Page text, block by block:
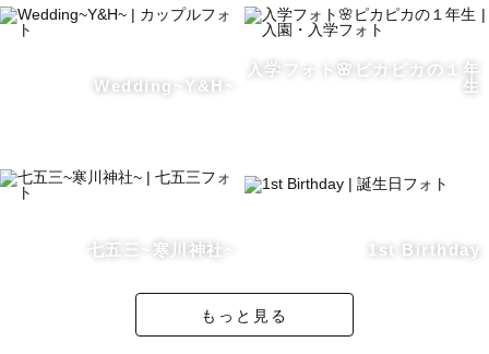
私自身も結婚記念日に撮影を行い、当時の気持ちが蘇る特
別な体験をしました。だからこそ、前撮り・後撮り・記念
の表情。その両方を大切に未来に残したい特別な瞬間を撮
👨‍👩‍👧 ファミリー撮影
Wedding~Y&H~
入学フォト🌸ピカピカの１年
生
七五三~寒川神社~ 1st Birthday
もっと見る